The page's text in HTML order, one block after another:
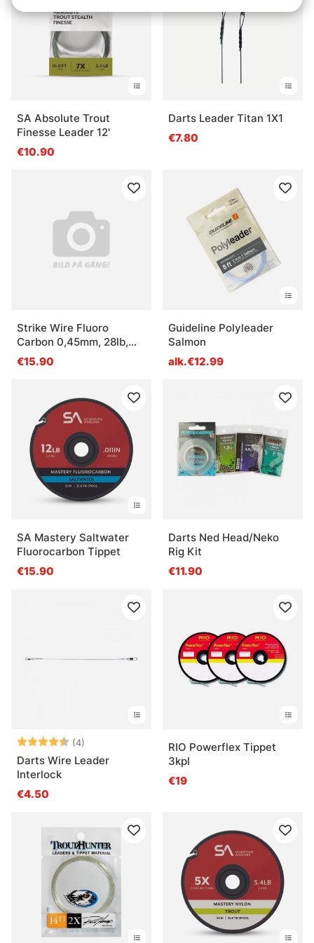
SA Absolute Trout
Finesse Leader 12'
€10.90
Darts Leader Titan 1X1
€7.80
Strike Wire Fluoro
Carbon 0,45mm, 28lb,
50m
€15.90
Guideline Polyleader
Salmon
alk.€12.99
SA Mastery Saltwater
Fluorocarbon Tippet
€15.90
Darts Ned Head/Neko
Rig Kit
€11.90
Arvio: (4)
4.8 5:sta tähdestä
Darts Wire Leader
Interlock
€4.50
RIO Powerflex Tippet
3kpl
€19